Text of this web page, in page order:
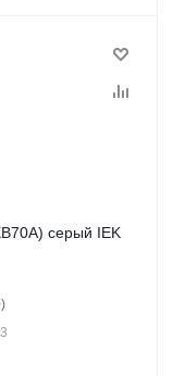
серый IEK